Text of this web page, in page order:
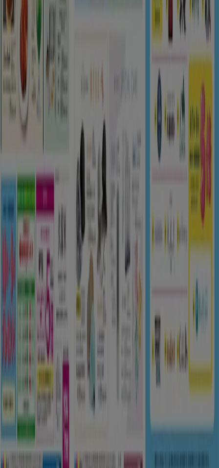
Tiendeoは世界中でのローカルショッピングを改革するIT企
業Shopfullyの一社です。
Tiendeo
私たちが行うこと
ビジネスソリューションをみる
ニュース・メディア
マーケテイング＆ビジネスリクエスト
地図上で店舗が誤った場所にあります
週にいちど広告のフィードバック
技術的な問題と一般的なフィードバック
検索方法
ブランド
地元ブランド
割引情報
近くのお店
製品紹介
地元産品
Tiendeoアプリ